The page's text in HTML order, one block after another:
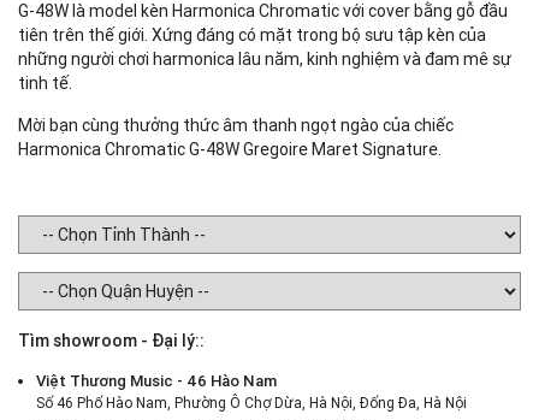
G-48W là model kèn Harmonica Chromatic với cover bằng gỗ đầu
tiên trên thế giới. Xứng đáng có mặt trong bộ sưu tập kèn của
những người chơi harmonica lâu năm, kinh nghiệm và đam mê sự
tinh tế.
Mời bạn cùng thưởng thức âm thanh ngọt ngào của chiếc
Harmonica Chromatic G-48W Gregoire Maret Signature.
Tìm showroom - Đại lý::
Việt Thương Music - 46 Hào Nam
Số 46 Phố Hào Nam, Phường Ô Chợ Dừa, Hà Nội, Đống Đa, Hà Nội